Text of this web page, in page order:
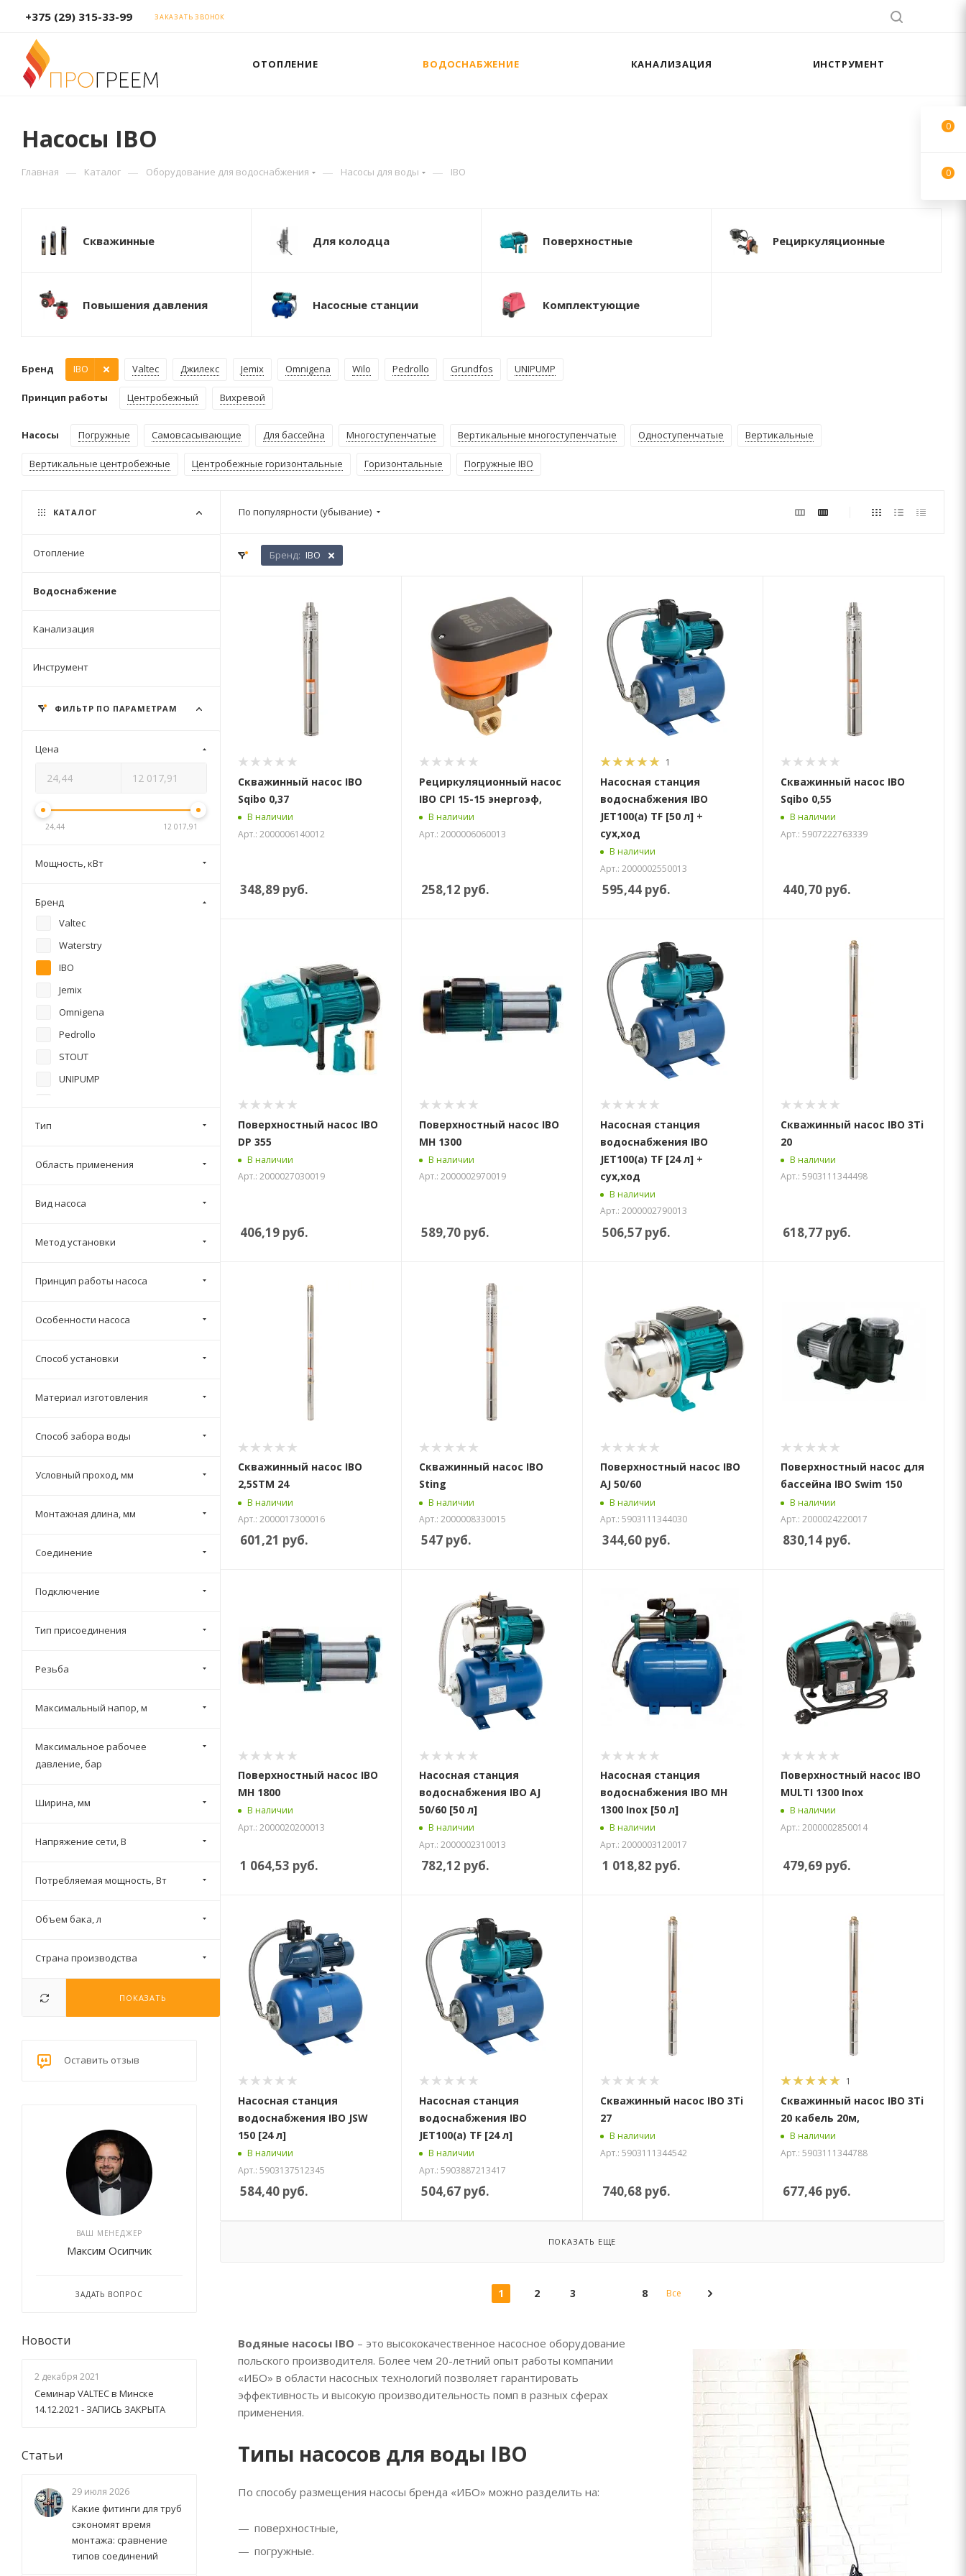
+375 (29) 315-33-99 ЗАКАЗАТЬ ЗВОНОК
ОТОПЛЕНИЕ ВОДОСНАБЖЕНИЕ КАНАЛИЗАЦИЯ ИНСТРУМЕНТ
Насосы IBO
Главная — Каталог — Оборудование для водоснабжения — Насосы для воды — IBO
Скважинные Для колодца Поверхностные Рециркуляционные
Повышения давления Насосные станции Комплектующие
Бренд Valtec Джилекс Jemix Omnigena Wilo Pedrollo
IBO Grundfos UNIPUMP
Принцип работы Центробежный Вихревой
Насосы Погружные Самовсасывающие Для бассейна Многоступенчатые Вертикальные многоступенчатые Одноступенчатые Вертикальные
Вертикальные центробежные Центробежные горизонтальные Горизонтальные Погружные IBO
По популярности (убывание)
Бренд: IBO
Скважинный насос IBO
Sqibo 0,37
В наличии
Арт.: 2000006140012
348,89 руб.
Рециркуляционный насос
IBO CPI 15-15 энергоэф,
В наличии
Арт.: 2000006060013
258,12 руб.
1
Насосная станция
водоснабжения IBO
JET100(a) TF [50 л] +
сух,ход
В наличии
Арт.: 2000002550013
595,44руб.
Скважинный насос IBO
Sqibo 0,55
В наличии
Арт.: 5907222763339
440,70 руб.
Поверхностный насос IBO
DP 355
В наличии
Арт.: 2000027030019
406,19 руб.
Поверхностный насос IBO
MH 1300
В наличии
Арт.: 2000002970019
589,70руб.
Насосная станция
водоснабжения IBO
JET100(a) TF [24 л] +
сух,ход
В наличии
Арт.: 2000002790013
506,57руб.
Скважинный насос IBO 3Ti
20
В наличии
Арт.: 5903111344498
618,77 руб.
Скважинный насос IBO
2,5STM 24
В наличии
Арт.: 2000017300016
601,21 руб.
Скважинный насос IBO
Sting
В наличии
Арт.: 2000008330015
547руб.
Поверхностный насос IBO
AJ 50/60
В наличии
Арт.: 5903111344030
344,60руб.
Поверхностный насос для
бассейна IBO Swim 150
В наличии
Арт.: 2000024220017
830,14 руб.
Поверхностный насос IBO
MH 1800
В наличии
Арт.: 2000020200013
1 064,53 руб.
Насосная станция
водоснабжения IBO AJ
50/60 [50 л]
В наличии
Арт.: 2000002310013
782,12 руб.
Насосная станция
водоснабжения IBO MH
1300 Inox [50 л]
В наличии
Арт.: 2000003120017
1 018,82 руб.
Поверхностный насос IBO
MULTI 1300 Inox
В наличии
Арт.: 2000002850014
479,69 руб.
Насосная станция
водоснабжения IBO JSW
150 [24 л]
В наличии
Арт.: 5903137512345
584,40 руб.
Насосная станция
водоснабжения IBO
JET100(a) TF [24 л]
В наличии
Арт.: 5903887213417
504,67руб.
Скважинный насос IBO 3Ti
27
В наличии
Арт.: 5903111344542
740,68руб.
1
Скважинный насос IBO 3Ti
20 кабель 20м,
В наличии
Арт.: 5903111344788
677,46 руб.
ПОКАЗАТЬ ЕЩЕ
1 2 3 8 Все
Водяные насосы IBO – это высококачественное насосное оборудование
польского производителя. Более чем 20-летний опыт работы компании
«ИБО» в области насосных технологий позволяет гарантировать
эффективность и высокую производительность помп в разных сферах
применения.
Типы насосов для воды IBO
По способу размещения насосы бренда «ИБО» можно разделить на:
поверхностные,
погружные.
КАТАЛОГ
Отопление
Водоснабжение
Канализация
Инструмент
ФИЛЬТР ПО ПАРАМЕТРАМ
Цена
24,44 12 017,91
Мощность, кВт
Бренд
Valtec
Waterstry
IBO
Jemix
Omnigena
Pedrollo
STOUT
UNIPUMP
Aquario
Тип
Область применения
Вид насоса
Метод установки
Принцип работы насоса
Особенности насоса
Способ установки
Материал изготовления
Способ забора воды
Условный проход, мм
Монтажная длина, мм
Соединение
Подключение
Тип присоединения
Резьба
Максимальный напор, м
Максимальное рабочее
давление, бар
Ширина, мм
Напряжение сети, В
Потребляемая мощность, Вт
Объем бака, л
Страна производства
ПОКАЗАТЬ
Оставить отзыв
ВАШ МЕНЕДЖЕР
Максим Осипчик
ЗАДАТЬ ВОПРОС
Новости
2 декабря 2021
Семинар VALTEC в Минске
14.12.2021 - ЗАПИСЬ ЗАКРЫТА
Статьи
29 июля 2026
Какие фитинги для труб
сэкономят время
монтажа: сравнение
типов соединений
0
0